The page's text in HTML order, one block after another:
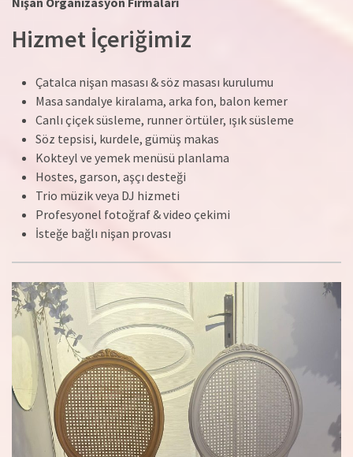
Hizmet İçeriğimiz
Çatalca nişan masası & söz masası kurulumu
Masa sandalye kiralama, arka fon, balon kemer
Canlı çiçek süsleme, runner örtüler, ışık süsleme
Söz tepsisi, kurdele, gümüş makas
Kokteyl ve yemek menüsü planlama
Hostes, garson, aşçı desteği
Trio müzik veya DJ hizmeti
Profesyonel fotoğraf & video çekimi
İsteğe bağlı nişan provası